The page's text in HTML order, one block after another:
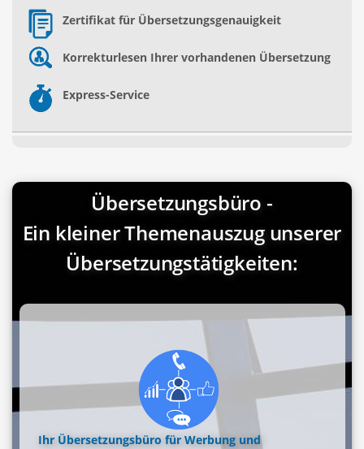
Zertifikat für Übersetzungsgenauigkeit
Korrekturlesen Ihrer vorhandenen Übersetzung
Express-Service
Übersetzungsbüro -
Ein kleiner Themenauszug unserer
Übersetzungstätigkeiten:
Ihr Übersetzungsbüro für Werbung und